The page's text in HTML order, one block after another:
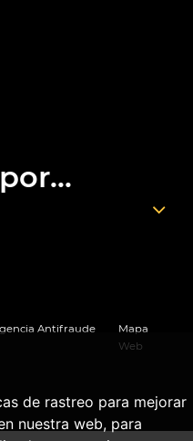
de rastreo para mejorar
nuestra web, para
Antifraude
Mapa
Web